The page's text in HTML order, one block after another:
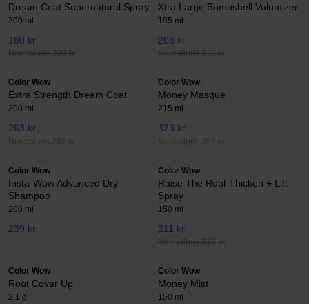
Dream Coat Supernatural Spray
200 ml
160 kr
Normalpris 309 kr
Xtra Large Bombshell Volumizer
195 ml
208 kr
Normalpris 230 kr
Color Wow
Extra Strength Dream Coat
200 ml
263 kr
Normalpris 292 kr
Color Wow
Money Masque
215 ml
323 kr
Normalpris 358 kr
Color Wow
Insta-Wow Advanced Dry
Shampoo
200 ml
239 kr
Color Wow
Raise The Root Thicken + Lift
Spray
150 ml
211 kr
Normalpris 239 kr
Color Wow
Root Cover Up
2.1 g
Color Wow
Money Mist
150 ml